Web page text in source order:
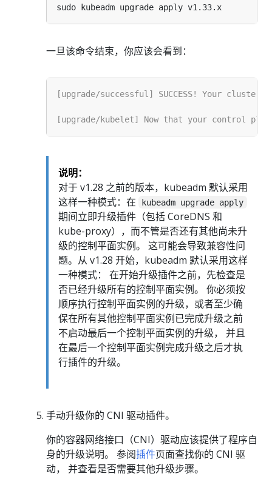
一旦该命令结束，你应该会看到：
说明：
对于 v1.28 之前的版本，kubeadm 默认采用
这样一种模式：在
kubeadm upgrade apply
期间立即升级插件（包括 CoreDNS 和
kube-proxy），而不管是否还有其他尚未升
级的控制平面实例。 这可能会导致兼容性问
题。从 v1.28 开始，kubeadm 默认采用这样
一种模式： 在开始升级插件之前，先检查是
否已经升级所有的控制平面实例。 你必须按
顺序执行控制平面实例的升级，或者至少确
保在所有其他控制平面实例已完成升级之前
不启动最后一个控制平面实例的升级， 并且
在最后一个控制平面实例完成升级之后才执
行插件的升级。
手动升级你的 CNI 驱动插件。
你的容器网络接口（CNI）驱动应该提供了程序自
身的升级说明。 参阅插件页面查找你的 CNI 驱
动， 并查看是否需要其他升级步骤。